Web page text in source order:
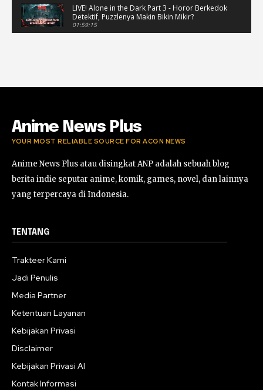
LIVE! Alone in the Dark Part 3 - Horor Berkedok
Detektif, Puzzlenya Makin Bikin Mikir?
01:59:15
#ProjectWingman
Anime News Plus
YOUR MOST RELIABLE SOURCE FOR ACGN NEWS
Anime News Plus atau disingkat ANP adalah sebuah blog
berita indie seputar anime, komik, games, novel, dan lainnya
yang terpercaya di Indonesia.
TENTANG
Trakteer Kami
Jadi Penulis
Media Partner
Ketentuan Layanan
Kebijakan Privasi
Disclaimer
Kebijakan Privasi AI
Kontak Informasi